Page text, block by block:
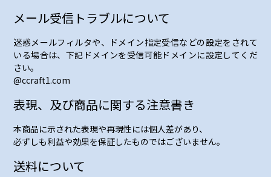
メール受信トラブルについて
迷惑メールフィルタや、ドメイン指定受信などの設定をされて
いる場合は、下記ドメインを受信可能ドメインに設定してくだ
さい。
@ccraft1.com
表現、及び商品に関する注意書き
本商品に示された表現や再現性には個人差があり、
必ずしも利益や効果を保証したものではございません。
送料について